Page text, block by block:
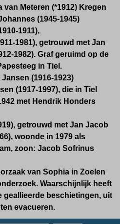
van Meteren (*1912) Kregen
(1945-1945)
910-1911),
1981), getrouwd met Jan
1982). Graf geruimd op de
in Tiel.
(1916-1923)
(1917-1997), die in Tiel
met Hendrik Honders
getrouwd met Jan Jacob
woonde in 1979 als
zoon: Jacob Sofrinus
van Sophia in Zoelen
Waarschijnlijk heeft
geallieerde beschietingen, uit
evacueren.